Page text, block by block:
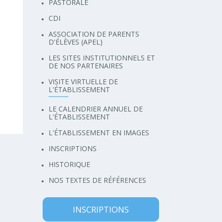
PASTORALE
CDI
ASSOCIATION DE PARENTS
D'ÉLÈVES (APEL)
LES SITES INSTITUTIONNELS ET
DE NOS PARTENAIRES
VISITE VIRTUELLE DE
L'ÉTABLISSEMENT
LE CALENDRIER ANNUEL DE
L'ÉTABLISSEMENT
L'ÉTABLISSEMENT EN IMAGES
INSCRIPTIONS
HISTORIQUE
NOS TEXTES DE RÉFÉRENCES
INSCRIPTIONS